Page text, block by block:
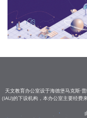
天文教育办公室设于海德堡马克斯·
(IAU)的下设机构，本办公室主要经费